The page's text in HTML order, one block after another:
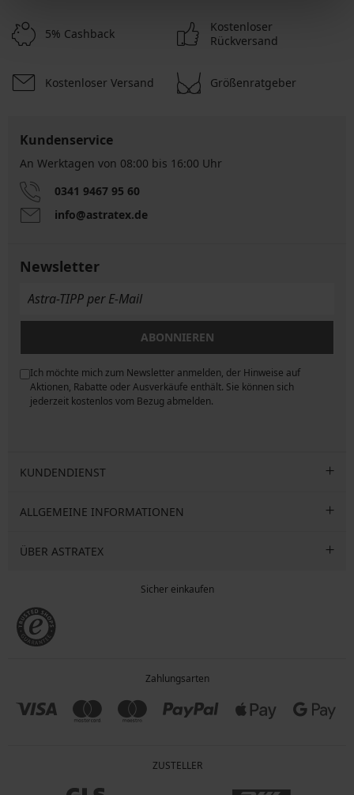
5% Cashback
Kostenloser
Rückversand
Kostenloser Versand Größenratgeber
Kundenservice
An Werktagen von 08:00 bis 16:00 Uhr
0341 9467 95 60
info@astratex.de
Newsletter
ABONNIEREN
Ich möchte mich zum Newsletter anmelden, der Hinweise auf
Aktionen, Rabatte oder Ausverkäufe enthält. Sie können sich
jederzeit kostenlos vom Bezug abmelden.
KUNDENDIENST
ALLGEMEINE INFORMATIONEN
ÜBER ASTRATEX
Sicher einkaufen
Zahlungsarten
ZUSTELLER